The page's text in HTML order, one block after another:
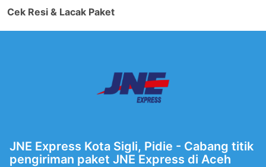
Cek Resi & Lacak Paket
JNE Express Kota Sigli, Pidie - Cabang titik
pengiriman paket JNE Express di Aceh